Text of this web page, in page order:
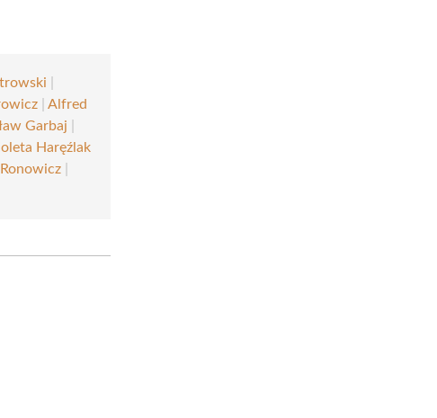
|Alfred
Garbaj
Haręźlak